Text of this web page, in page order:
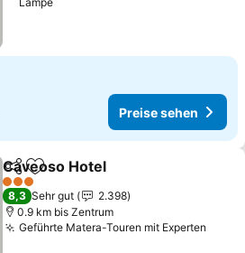
Preise sehen
TeilenZu Favoriten hinzufügen
Caveoso Hotel
3 Sterne
8,3 Sehr gut
2.398
0.9 km bis Zentrum
Geführte Matera-Touren mit Experten